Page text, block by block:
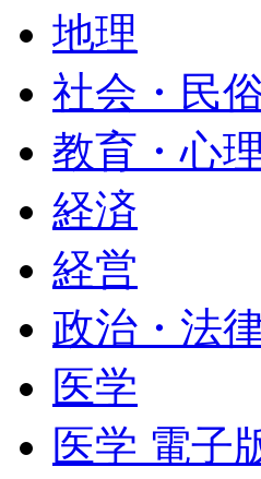
地理
社会・民
教育・心理
経済
経営
政治・法
医学
医学 電子